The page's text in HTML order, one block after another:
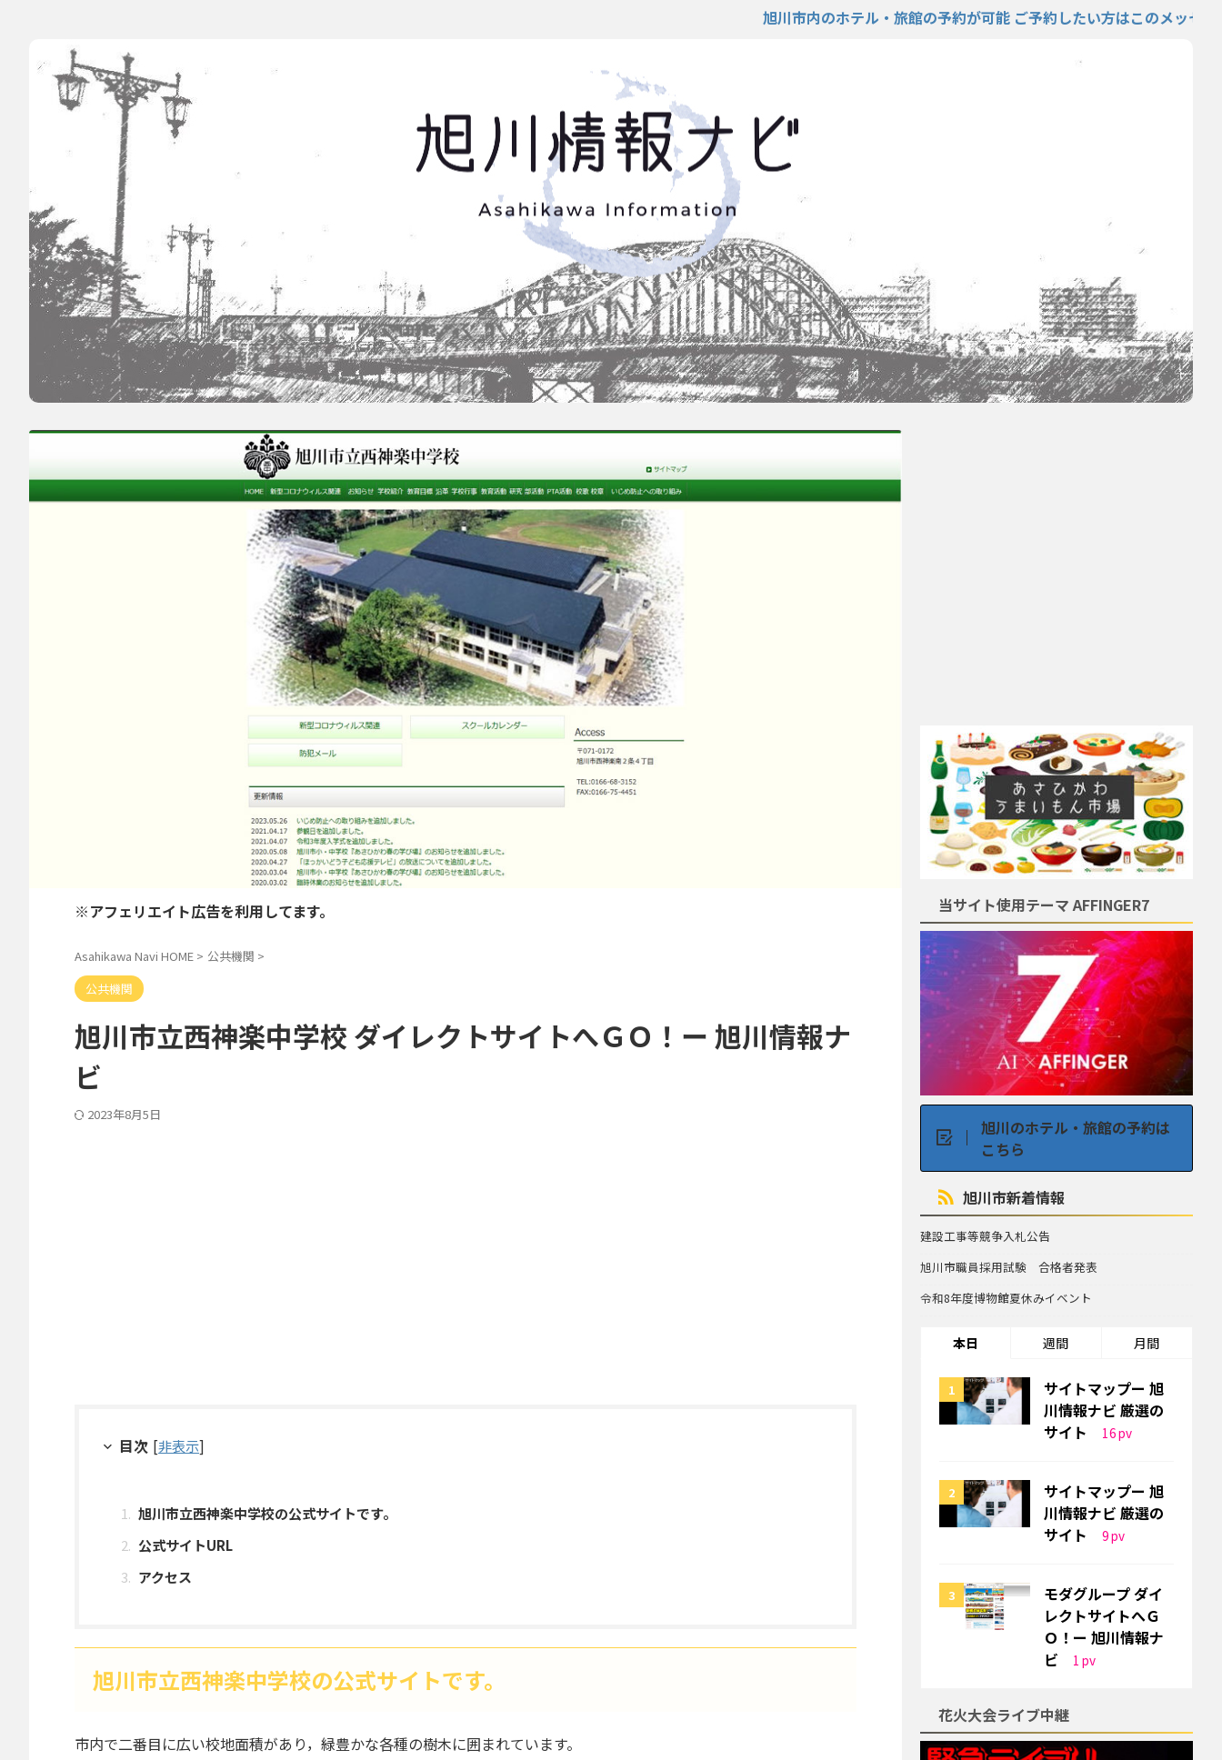
旭川市内のホテル・旅館の予約が可能 ご予約したい方はこのメッセージをクリ
※アフェリエイト広告を利用してます。
Asahikawa Navi HOME > 公共機関 >
公共機関
旭川市立西神楽中学校 ダイレクトサイトへＧＯ！ー 旭川情報ナ
ビ
2023年8月5日
目次 [非表示]
旭川市立西神楽中学校の公式サイトです。
公式サイトURL
アクセス
旭川市立西神楽中学校の公式サイトです。
市内で二番目に広い校地面積があり，緑豊かな各種の樹木に囲まれています。
当サイト使用テーマ AFFINGER7
旭川のホテル・旅館の予約は
こちら
旭川市新着情報
建設工事等競争入札公告
旭川市職員採用試験 合格者発表
令和8年度博物館夏休みイベント
本日 週間 月間
サイトマップー 旭
川情報ナビ 厳選の
サイト
16pv
サイトマップー 旭
川情報ナビ 厳選の
サイト
9pv
モダグループ ダイ
レクトサイトへＧ
Ｏ！ー 旭川情報ナ
ビ
1 pv
花火大会ライブ中継